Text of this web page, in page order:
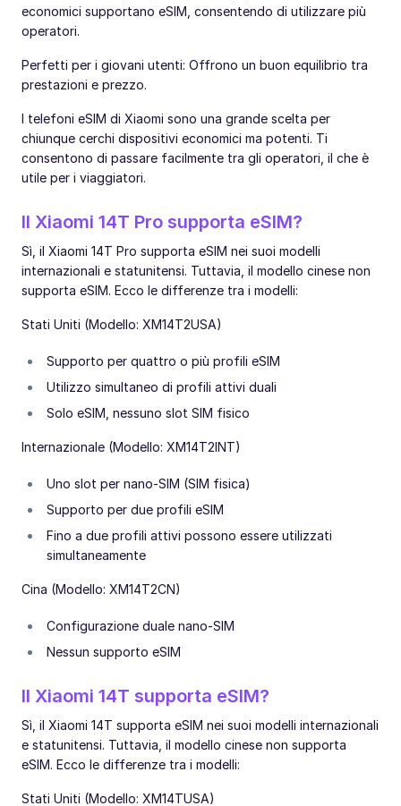
economici supportano eSIM, consentendo di utilizzare più
operatori.
Perfetti per i giovani utenti: Offrono un buon equilibrio tra
prestazioni e prezzo.
I telefoni eSIM di Xiaomi sono una grande scelta per
chiunque cerchi dispositivi economici ma potenti. Ti
consentono di passare facilmente tra gli operatori, il che è
utile per i viaggiatori.
Il Xiaomi 14T Pro supporta eSIM?
Sì, il Xiaomi 14T Pro supporta eSIM nei suoi modelli
internazionali e statunitensi. Tuttavia, il modello cinese non
supporta eSIM. Ecco le differenze tra i modelli:
Stati Uniti (Modello: XM14T2USA)
Supporto per quattro o più profili eSIM
Utilizzo simultaneo di profili attivi duali
Solo eSIM, nessuno slot SIM fisico
Internazionale (Modello: XM14T2INT)
Uno slot per nano-SIM (SIM fisica)
Supporto per due profili eSIM
Fino a due profili attivi possono essere utilizzati
simultaneamente
Cina (Modello: XM14T2CN)
Configurazione duale nano-SIM
Nessun supporto eSIM
Il Xiaomi 14T supporta eSIM?
Sì, il Xiaomi 14T supporta eSIM nei suoi modelli internazionali
e statunitensi. Tuttavia, il modello cinese non supporta
eSIM. Ecco le differenze tra i modelli:
Stati Uniti (Modello: XM14TUSA)